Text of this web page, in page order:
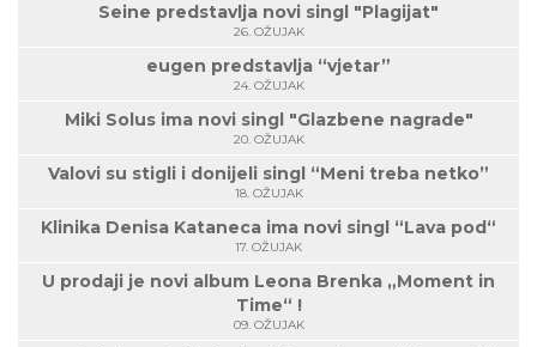
Seine predstavlja novi singl "Plagijat"
26. OŽUJAK
eugen predstavlja “vjetar”
24. OŽUJAK
Miki Solus ima novi singl "Glazbene nagrade"
20. OŽUJAK
Valovi su stigli i donijeli singl “Meni treba netko”
18. OŽUJAK
Klinika Denisa Kataneca ima novi singl “Lava pod“
17. OŽUJAK
U prodaji je novi album Leona Brenka „Moment in
Time“ !
09. OŽUJAK